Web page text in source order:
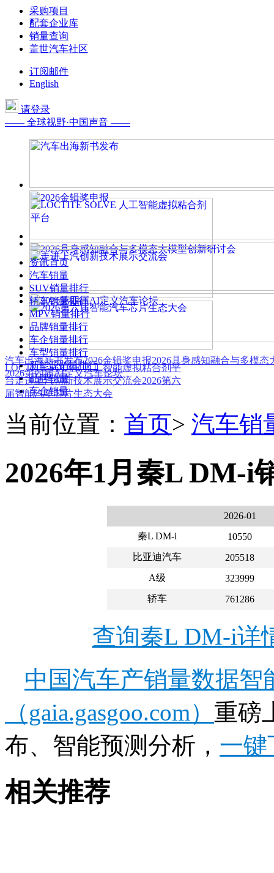
采购项目
配套企业库
销量查询
盖世汽车社区
订阅邮件
English
请登录
—— 全球视野·中国声音 ——
汽车出海新书发布2026金辑奖申报2026具身感知融合与多模态
2026第四届AI定义汽车论坛
LOCTITE SOLVE 人工智能虚拟粘合剂平
台走进上汽创新技术展示交流会2026第六
届智能汽车芯片生态大会
资讯首页
汽车销量
SUV销量排行
轿车销量排行
MPV销量排行
品牌销量排行
车企销量排行
车型销量排行
新能源销量排行
品牌销量
车企销量
当前位置： 首页> 汽车销
2026年1月秦L DM-i
2026-01
秦L DM-i
10550
比亚迪汽车
205518
A级
323999
轿车
761286
查询秦L DM-i详
中国汽车产销量数据
（gaia.gasgoo.com） 重磅
布、智能预测分析， 一键
相关推荐